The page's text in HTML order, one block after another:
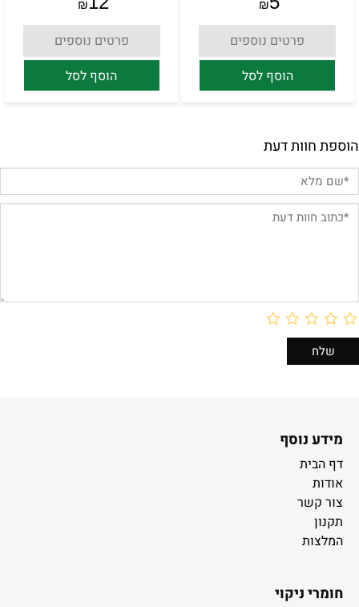
₪
פרטים נוספים
הוסף לסל
₪
פרטים נוספים
הוסף לסל
הוספת חוות דעת
מידע נוסף
דף הבית
אודות
צור קשר
תקנון
המלצות
חומרי ניקוי